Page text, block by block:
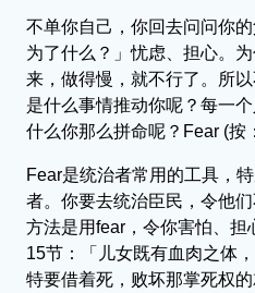
不单你自己，你回去问问你
为了什么？」忧虑、担心。
来，做得慢，就不行了。所
是什么事情推动你呢？每一
什么你那么拼命呢？Fear (按
Fear是统治者常用的工具，
者。你要去统治臣民，令他
方法是用fear，令你害怕、
15节：「儿女既有血肉之体
特要借着死，败坏那掌死权